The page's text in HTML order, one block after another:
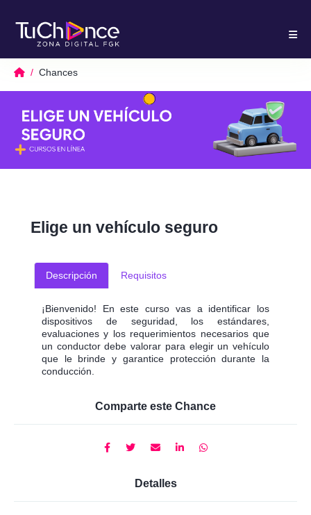
Chances
Elige un vehículo seguro
Descripción Requisitos
¡Bienvenido! En este curso vas a identificar los
dispositivos de seguridad, los estándares,
evaluaciones y los requerimientos necesarios que
un conductor debe valorar para elegir un vehículo
que le brinde y garantice protección durante la
conducción.
Comparte este Chance
Detalles